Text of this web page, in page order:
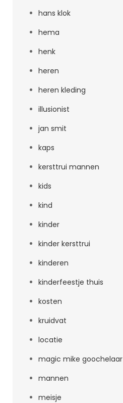
hans klok
hema
henk
heren
heren kleding
illusionist
jan smit
kaps
kersttrui mannen
kids
kind
kinder
kinder kersttrui
kinderen
kinderfeestje thuis
kosten
kruidvat
locatie
magic mike goochelaar
mannen
meisje